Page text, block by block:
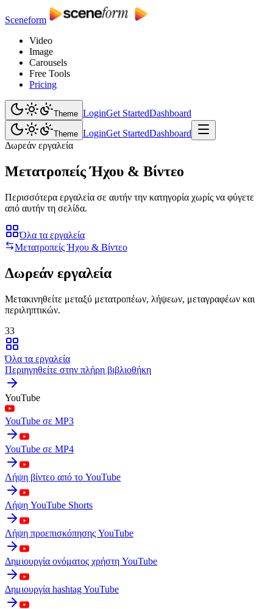
Sceneform
Video
Image
Carousels
Free Tools
Pricing
Theme LoginGet StartedDashboard
Theme LoginGet StartedDashboard
Δωρεάν εργαλεία
Μετατροπείς Ήχου & Βίντεο
Περισσότερα εργαλεία σε αυτήν την κατηγορία χωρίς να φύγετε
από αυτήν τη σελίδα.
Όλα τα εργαλεία
Μετατροπείς Ήχου & Βίντεο
Δωρεάν εργαλεία
Μετακινηθείτε μεταξύ μετατροπέων, λήψεων, μεταγραφέων και
περιληπτικών.
33
Όλα τα εργαλεία
Περιηγηθείτε στην πλήρη βιβλιοθήκη
YouTube
YouTube σε MP3
YouTube σε MP4
Λήψη βίντεο από το YouTube
Λήψη YouTube Shorts
Λήψη προεπισκόπησης YouTube
Δημιουργία ονόματος χρήστη YouTube
Δημιουργία hashtag YouTube